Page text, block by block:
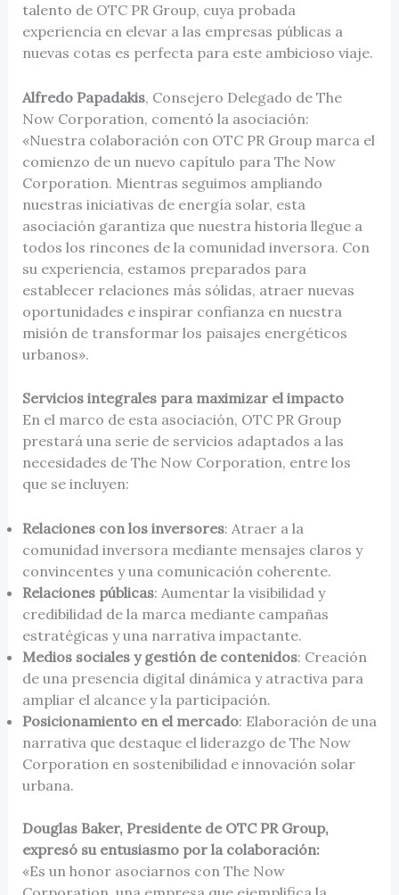
talento de OTC PR Group, cuya probada
experiencia en elevar a las empresas públicas a
nuevas cotas es perfecta para este ambicioso viaje.
Alfredo Papadakis, Consejero Delegado de The
Now Corporation, comentó la asociación:
«Nuestra colaboración con OTC PR Group marca el
comienzo de un nuevo capítulo para The Now
Corporation. Mientras seguimos ampliando
nuestras iniciativas de energía solar, esta
asociación garantiza que nuestra historia llegue a
todos los rincones de la comunidad inversora. Con
su experiencia, estamos preparados para
establecer relaciones más sólidas, atraer nuevas
oportunidades e inspirar confianza en nuestra
misión de transformar los paisajes energéticos
urbanos».
Servicios integrales para maximizar el impacto
En el marco de esta asociación, OTC PR Group
prestará una serie de servicios adaptados a las
necesidades de The Now Corporation, entre los
que se incluyen:
Relaciones con los inversores: Atraer a la
comunidad inversora mediante mensajes claros y
convincentes y una comunicación coherente.
Relaciones públicas: Aumentar la visibilidad y
credibilidad de la marca mediante campañas
estratégicas y una narrativa impactante.
Medios sociales y gestión de contenidos: Creación
de una presencia digital dinámica y atractiva para
ampliar el alcance y la participación.
Posicionamiento en el mercado: Elaboración de una
narrativa que destaque el liderazgo de The Now
Corporation en sostenibilidad e innovación solar
urbana.
Douglas Baker, Presidente de OTC PR Group,
expresó su entusiasmo por la colaboración:
«Es un honor asociarnos con The Now